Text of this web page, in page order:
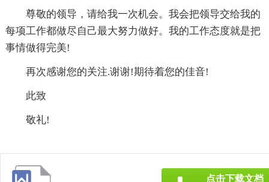
尊敬的领导，请给我一次机会。我会把领导交给我的
每项工作都做尽自己最大努力做好。我的工作态度就是把
事情做得完美!
再次感谢您的关注.谢谢!期待着您的佳音!
此致
敬礼!
点击下载文档